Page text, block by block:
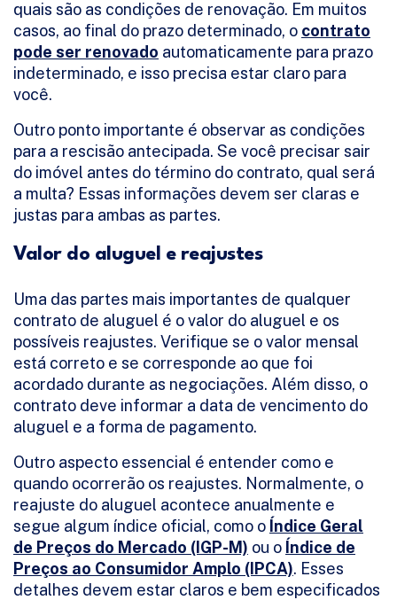
quais são as condições de renovação. Em muitos
casos, ao final do prazo determinado, o contrato
pode ser renovado automaticamente para prazo
indeterminado, e isso precisa estar claro para
você.
Outro ponto importante é observar as condições
para a rescisão antecipada. Se você precisar sair
do imóvel antes do término do contrato, qual será
a multa? Essas informações devem ser claras e
justas para ambas as partes.
Valor do aluguel e reajustes
Uma das partes mais importantes de qualquer
contrato de aluguel é o valor do aluguel e os
possíveis reajustes. Verifique se o valor mensal
está correto e se corresponde ao que foi
acordado durante as negociações. Além disso, o
contrato deve informar a data de vencimento do
aluguel e a forma de pagamento.
Outro aspecto essencial é entender como e
quando ocorrerão os reajustes. Normalmente, o
reajuste do aluguel acontece anualmente e
segue algum índice oficial, como o Índice Geral
de Preços do Mercado (IGP-M) ou o Índice de
Preços ao Consumidor Amplo (IPCA). Esses
detalhes devem estar claros e bem especificados